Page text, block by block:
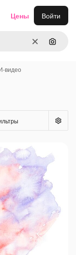
ОчиститьПоиск
Цены Войти
видео